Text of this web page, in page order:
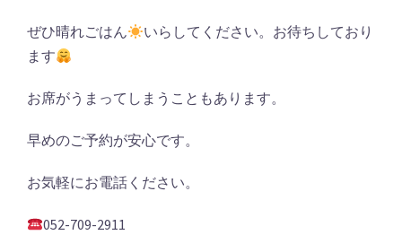
ぜひ晴れごはん
いらしてください。お待ちしており
ます
お席がうまってしまうこともあります。
早めのご予約が安心です。
お気軽にお電話ください。
052-709-2911